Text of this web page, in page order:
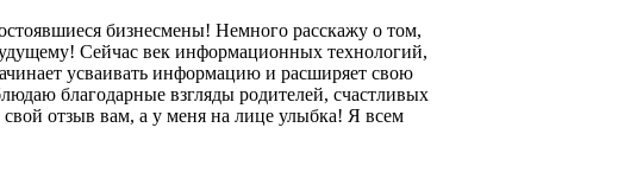
бизнесмены! Немного расскажу о том,
Сейчас век информационных технологий,
усваивать информацию и расширяет свою
благодарные взгляды родителей, счастливых
отзыв вам, а у меня на лице улыбка! Я всем